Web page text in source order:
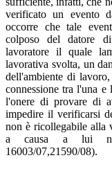
verificato un evento
occorre che tale
colposo del datore
lavoratore il quale
lavorativa svolta, un
dell'ambiente di
connessione tra l'una
l'onere di provare di
impedire il verificarsi
non è ricollegabile alla
a causa a lui
16003/07,21590/08).